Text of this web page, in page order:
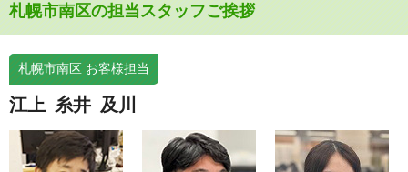
札幌市南区の担当スタッフご挨拶
札幌市南区 お客様担当
江上 糸井 及川